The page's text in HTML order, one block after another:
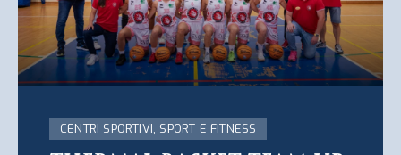
CENTRI SPORTIVI, SPORT E FITNESS